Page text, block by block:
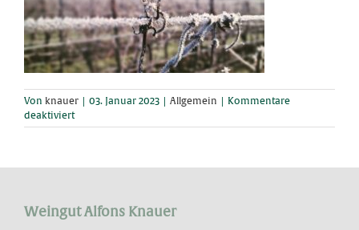
Von knauer 03. Januar 2023 Allgemein
Kommentare
deaktiviertfür
Happy
Weingut Alfons Knauer